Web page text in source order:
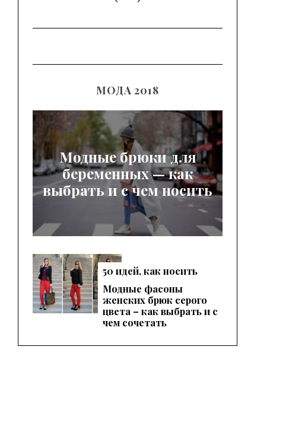
МОДА 2018
Модные брюки для
беременных — как
выбрать и с чем носить
50 идей, как носить
брюки, чтобы
выглядеть эффектно
Модные фасоны
женских брюк серого
цвета – как выбрать и с
чем сочетать